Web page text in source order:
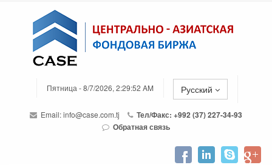
Пятница - 8/7/2026, 2:29:52 AM Русский
Email:info@case.com.tj
Тел/Факс: +992 (37) 227-34-93
Обратная связь